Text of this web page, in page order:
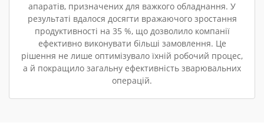
апаратів, призначених для важкого обладнання. У
результаті вдалося досягти вражаючого зростання
продуктивності на 35 %, що дозволило компанії
ефективно виконувати більші замовлення. Це
рішення не лише оптимізувало їхній робочий процес,
а й покращило загальну ефективність зварювальних
операцій.